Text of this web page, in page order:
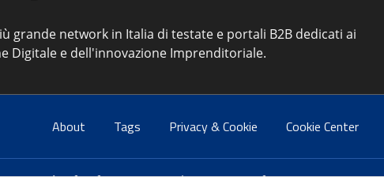
grande network in Italia di testate e portali B2B dedicati ai
Digitale e dell'innovazione Imprenditoriale.
About Tags Privacy & Cookie Cookie Center